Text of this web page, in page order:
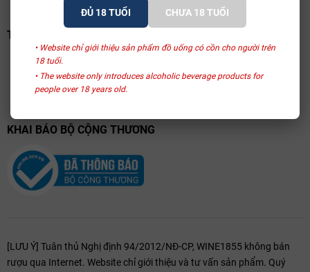
ĐỦ 18 TUỔI CHƯA 18 TUỔI
• Website chỉ giới thiệu sản phẩm đồ uống có cồn cho người trên
18 tuổi.
• The website only introduces alcoholic beverage products for
people over 18 years old.
TRANG VÀNG VIỆT NAM
KHAI BÁO BỘ CỘNG THƯƠNG
[LƯU Ý] Tuân thủ Nghị định 94/2012/NĐ-CP, WINE1855 không bán
rượu qua Internet. Website chỉ giới thiệu và tư vấn sản phẩm. Quý